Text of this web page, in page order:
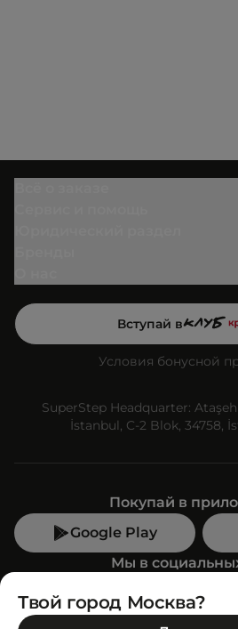
Вступай в
Условия бонусной
SuperStep Headquarter:
İstanbul, C-2 Blok, 34758,
Покупай в
Google Play
Мы в
Позвони
Твой город Москва?